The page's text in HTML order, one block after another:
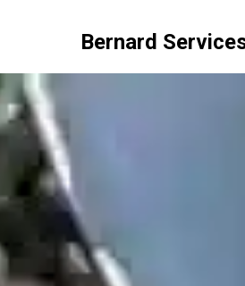
Bernard